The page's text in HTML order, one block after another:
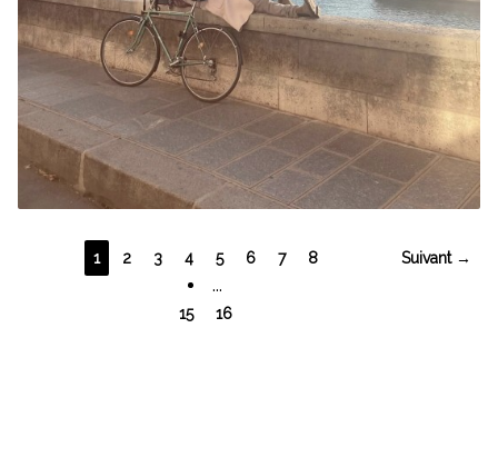
Suivant →
1 2 3 4 5 6 7 8
...
15 16